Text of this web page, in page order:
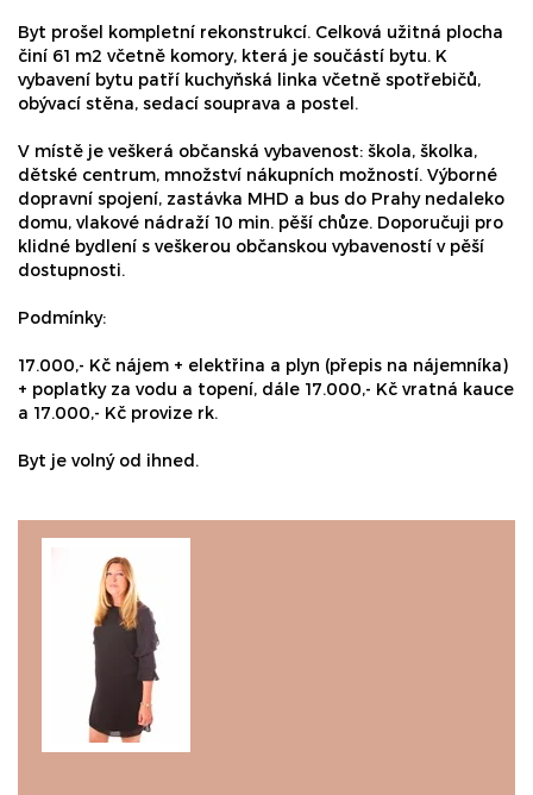
Byt prošel kompletní rekonstrukcí. Celková užitná plocha
činí 61 m2 včetně komory, která je součástí bytu. K
vybavení bytu patří kuchyňská linka včetně spotřebičů,
obývací stěna, sedací souprava a postel.
V místě je veškerá občanská vybavenost: škola, školka,
dětské centrum, množství nákupních možností. Výborné
dopravní spojení, zastávka MHD a bus do Prahy nedaleko
domu, vlakové nádraží 10 min. pěší chůze. Doporučuji pro
klidné bydlení s veškerou občanskou vybaveností v pěší
dostupnosti.
Podmínky:
17.000,- Kč nájem + elektřina a plyn (přepis na nájemníka)
+ poplatky za vodu a topení, dále 17.000,- Kč vratná kauce
a 17.000,- Kč provize rk.
Byt je volný od ihned.